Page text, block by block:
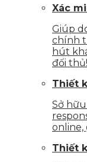
Xác
Giúp
chính
hút
đối thủ!
Thiết
Sở
online,
Thiết